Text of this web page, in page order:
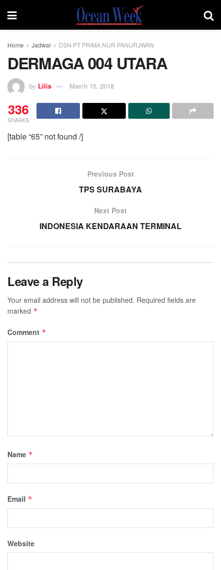
Home Jadwal DSN PT PRIMA NUR PANURJWAN
DERMAGA 004 UTARA
by Lilis March 15, 2018
336
SHARES
[table “65” not found /]
Previous Post
TPS SURABAYA
Next Post
INDONESIA KENDARAAN TERMINAL
Leave a Reply
Your email address will not be published. Required fields are
marked *
Comment *
Name *
Email *
Website